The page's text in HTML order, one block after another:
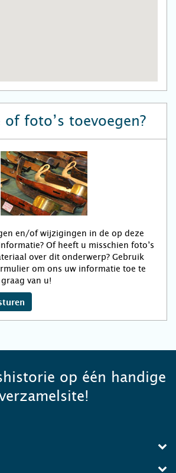
of foto’s toevoegen?
en/of wijzigingen in de op deze
Of heeft u misschien foto’s
over dit onderwerp? Gebruik
om ons uw informatie toe te
van u!
op één handige